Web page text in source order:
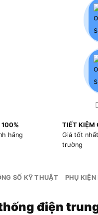
100%
hãng
TIẾT KIỆM
Giá tốt
trường
SỐ KỸ THUẬT PHỤ
điện